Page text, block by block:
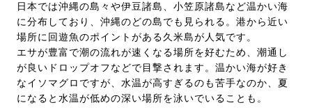
日本では沖縄の島々や伊豆諸島、小笠原諸島など温かい海
に分布しており、沖縄のどの島でも見られる。港から近い
場所に回遊魚のポイントがある久米島が人気です。
エサが豊富で潮の流れが速くなる場所を好むため、潮通し
が良いドロップオフなどで目撃されます。温かい海が好き
なイソマグロですが、水温が高すぎるのも苦手なのか、夏
になると水温が低めの深い場所を泳いでいることも。